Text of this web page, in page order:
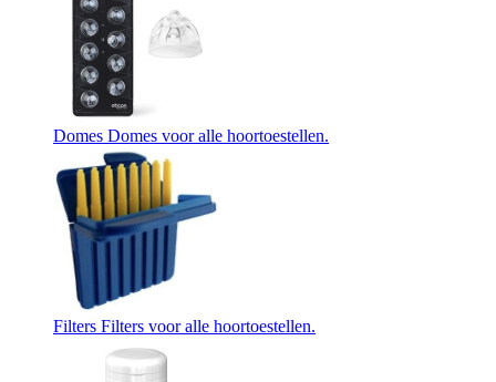
Domes Domes voor alle hoortoestellen.
Filters Filters voor alle hoortoestellen.